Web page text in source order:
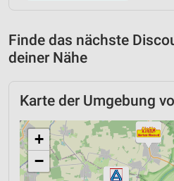
Finde das nächste
deiner Nähe
Karte der Umgebung
+
−